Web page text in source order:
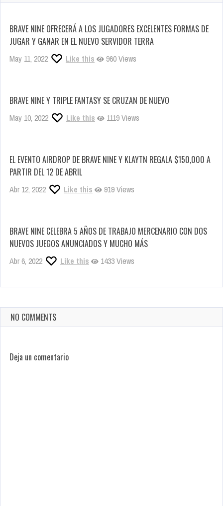
BRAVE NINE OFRECERÁ A LOS JUGADORES EXCELENTES FORMAS DE
JUGAR Y GANAR EN EL NUEVO SERVIDOR TERRA
May 11, 2022 Like this 960 Views
BRAVE NINE Y TRIPLE FANTASY SE CRUZAN DE NUEVO
May 10, 2022 Like this 1119 Views
EL EVENTO AIRDROP DE BRAVE NINE Y KLAYTN REGALA $150,000 A
PARTIR DEL 12 DE ABRIL
Abr 12, 2022 Like this 919 Views
BRAVE NINE CELEBRA 5 AÑOS DE TRABAJO MERCENARIO CON DOS
NUEVOS JUEGOS ANUNCIADOS Y MUCHO MÁS
Abr 6, 2022 Like this 1433 Views
NO COMMENTS
Deja un comentario